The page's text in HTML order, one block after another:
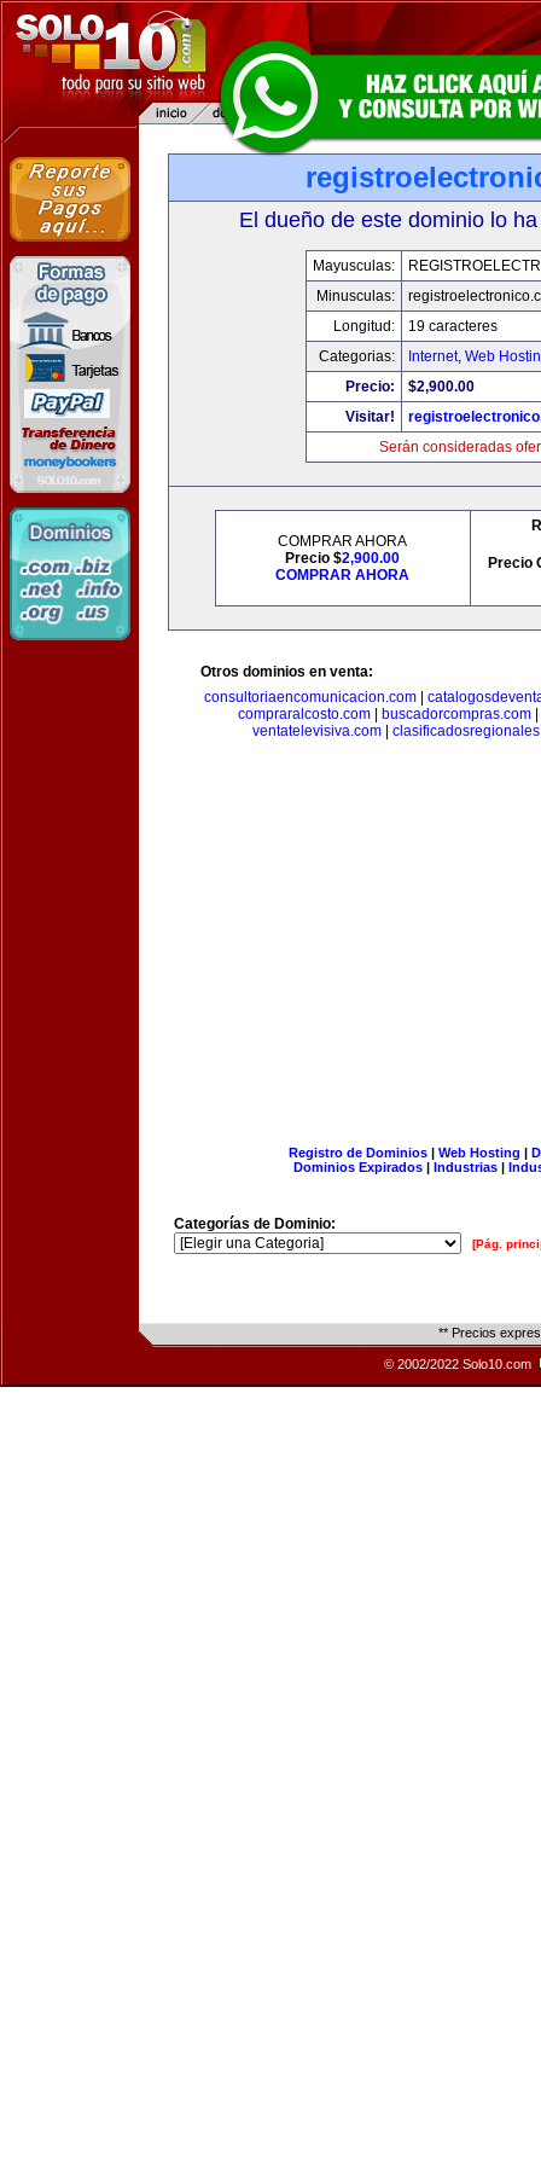
El dueño de este dominio lo
Mayusculas:
Minusculas:
Longitud:
19 caracteres
Categorias:
Internet, Web
Precio:
$2,900.00
Visitar!
Serán consideradas
COMPRAR AHORA
Precio $2,900.00
COMPRAR AHORA
Precio
Otros dominios en venta:
consultoriaencomunicacion.com
compraralcosto.com| buscadorcompras.com|
ventatelevisiva.com
Registro de Dominios| Web Hosting |
Dominios Expirados | Industrias |
Categorías de Dominio:
[Pág.
** Precios
© 2002/2022 Solo10.com